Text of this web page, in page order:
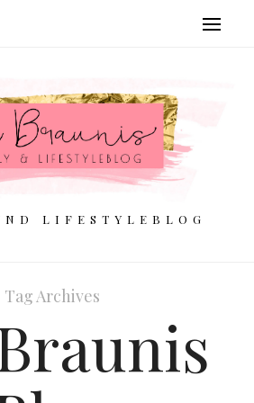
LIFESTYLEBLOG
Tag Archives